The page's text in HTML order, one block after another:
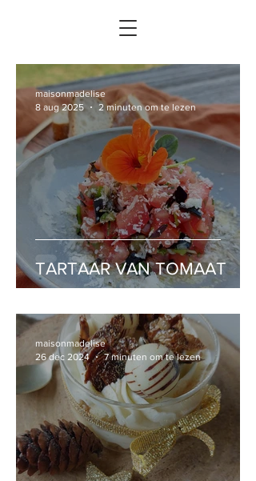
TARTAAR VAN TOMAAT
maisonmadelise
8 aug 2025
2 minuten om te lezen
maisonmadelise
26 dec 2024
7 minuten om te lezen